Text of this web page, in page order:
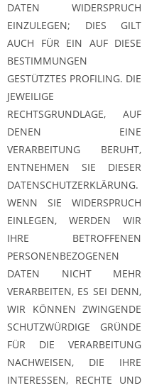
DATEN WIDERSPRUCH
EINZULEGEN; DIES GILT
AUCH FÜR EIN AUF DIESE
BESTIMMUNGEN
GESTÜTZTES PROFILING. DIE
JEWEILIGE
RECHTSGRUNDLAGE, AUF
DENEN EINE
VERARBEITUNG BERUHT,
ENTNEHMEN SIE DIESER
DATENSCHUTZERKLÄRUNG.
WENN SIE WIDERSPRUCH
EINLEGEN, WERDEN WIR
IHRE BETROFFENEN
PERSONENBEZOGENEN
DATEN NICHT MEHR
VERARBEITEN, ES SEI DENN,
WIR KÖNNEN ZWINGENDE
SCHUTZWÜRDIGE GRÜNDE
FÜR DIE VERARBEITUNG
NACHWEISEN, DIE IHRE
INTERESSEN, RECHTE UND